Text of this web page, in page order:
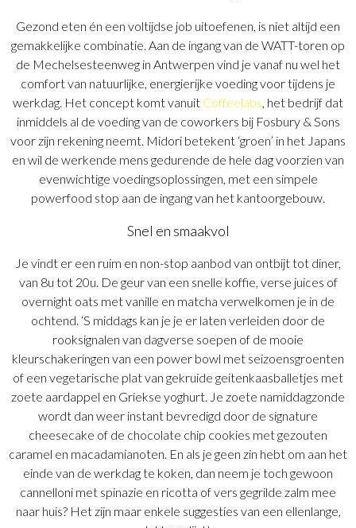
Gezond eten én een voltijdse job uitoefenen, is niet altijd een
gemakkelijke combinatie. Aan de ingang van de WATT-toren op
de Mechelsesteenweg in Antwerpen vind je vanaf nu wel het
comfort van natuurlijke, energierijke voeding voor tijdens je
werkdag. Het concept komt vanuit Coffeelabs, het bedrijf dat
inmiddels al de voeding van de coworkers bij Fosbury & Sons
voor zijn rekening neemt. Midori betekent ‘groen’ in het Japans
en wil de werkende mens gedurende de hele dag voorzien van
evenwichtige voedingsoplossingen, met een simpele
powerfood stop aan de ingang van het kantoorgebouw.
Snel en smaakvol
Je vindt er een ruim en non-stop aanbod van ontbijt tot diner,
van 8u tot 20u. De geur van een snelle koffie, verse juices of
overnight oats met vanille en matcha verwelkomen je in de
ochtend. ‘S middags kan je je er laten verleiden door de
rooksignalen van dagverse soepen of de mooie
kleurschakeringen van een power bowl met seizoensgroenten
of een vegetarische plat van gekruide geitenkaasballetjes met
zoete aardappel en Griekse yoghurt. Je zoete namiddagzonde
wordt dan weer instant bevredigd door de signature
cheesecake of de chocolate chip cookies met gezouten
caramel en macadamianoten. En als je geen zin hebt om aan het
einde van de werkdag te koken, dan neem je toch gewoon
cannelloni met spinazie en ricotta of vers gegrilde zalm mee
naar huis? Het zijn maar enkele suggesties van een ellenlange,